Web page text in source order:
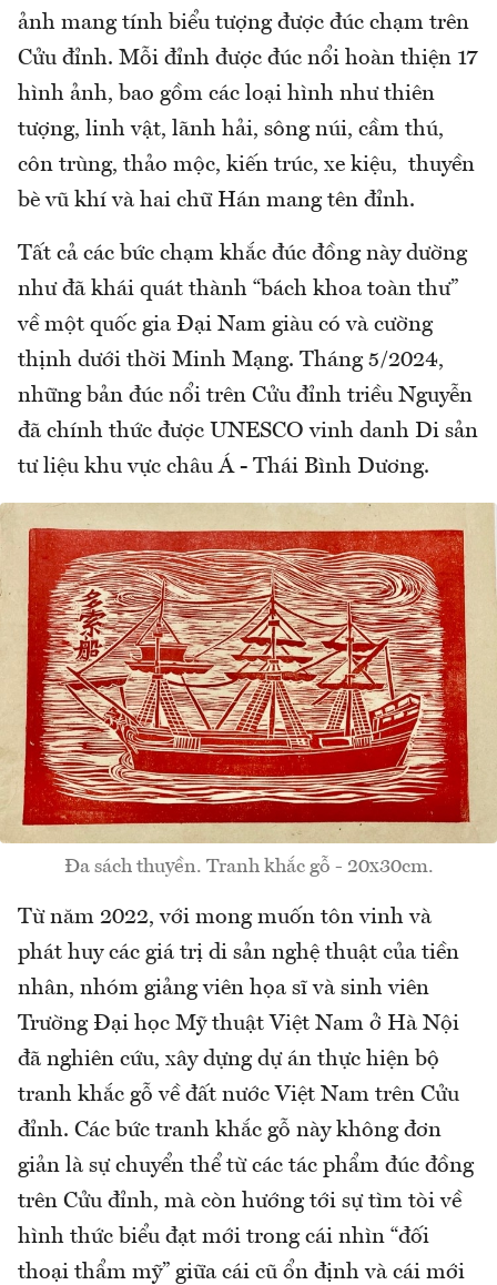
ảnh mang tính biểu tượng được đúc chạm trên
Cửu đỉnh. Mỗi đỉnh được đúc nổi hoàn thiện 17
hình ảnh, bao gồm các loại hình như thiên
tượng, linh vật, lãnh hải, sông núi, cầm thú,
côn trùng, thảo mộc, kiến trúc, xe kiệu, thuyền
bè vũ khí và hai chữ Hán mang tên đỉnh.
Tất cả các bức chạm khắc đúc đồng này dường
như đã khái quát thành “bách khoa toàn thư”
về một quốc gia Đại Nam giàu có và cường
thịnh dưới thời Minh Mạng. Tháng 5/2024,
những bản đúc nổi trên Cửu đỉnh triều Nguyễn
đã chính thức được UNESCO vinh danh Di sản
tư liệu khu vực châu Á - Thái Bình Dương.
Đa sách thuyền. Tranh khắc gỗ - 20x30cm.
Từ năm 2022, với mong muốn tôn vinh và
phát huy các giá trị di sản nghệ thuật của tiền
nhân, nhóm giảng viên họa sĩ và sinh viên
Trường Đại học Mỹ thuật Việt Nam ở Hà Nội
đã nghiên cứu, xây dựng dự án thực hiện bộ
tranh khắc gỗ về đất nước Việt Nam trên Cửu
đỉnh. Các bức tranh khắc gỗ này không đơn
giản là sự chuyển thể từ các tác phẩm đúc đồng
trên Cửu đỉnh, mà còn hướng tới sự tìm tòi về
hình thức biểu đạt mới trong cái nhìn “đối
thoại thẩm mỹ” giữa cái cũ ổn định và cái mới